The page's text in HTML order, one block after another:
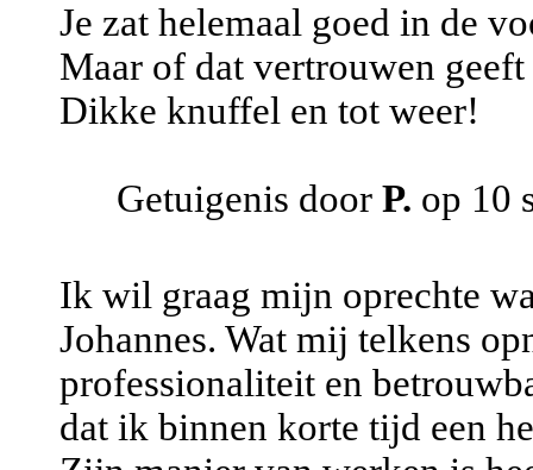
Je zat helemaal goed in de
Maar of dat vertrouwen
Dikke knuffel en tot weer!
Getuigenis door P. op 10
Ik wil graag mijn oprechte
Johannes. Wat mij telkens
professionaliteit en
dat ik binnen korte tijd een